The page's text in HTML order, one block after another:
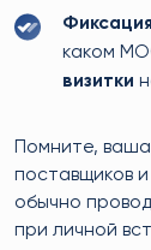
каком
визитки
Помните,
поставщиков
обычно
при личной